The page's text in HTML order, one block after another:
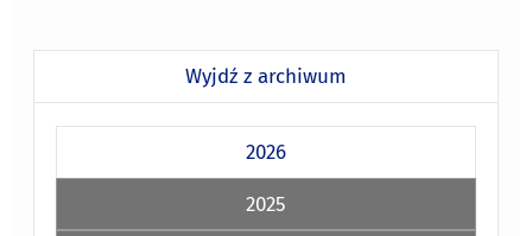
Wyjdź z archiwum
2026
2025